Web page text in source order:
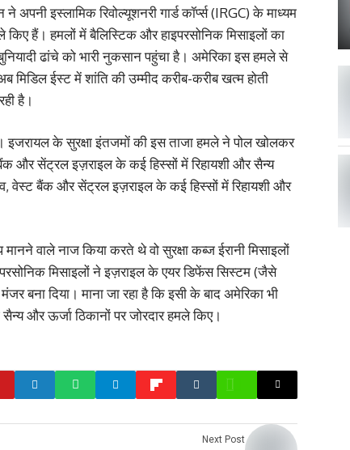
अपनी इस्लामिक रिवोल्यूशनरी गार्ड कॉर्प्स (IRGC) के माध्यम
हैं। हमलों में बैलिस्टिक और हाइपरसोनिक मिसाइलों का
ढांचे को भारी नुकसान पहुंचा है। अमेरिका इस हमले से
ईस्ट में शांति की उम्मीद करीब-करीब खत्म होती
है।
इजरायल के सुरक्षा इंतजमाें की इस ताजा हमले ने पोल खोलकर
बैंक और सेंट्रल इज़राइल के कई हिस्सों में रिहायशी और सैन्य
वेस्ट बैंक और सेंट्रल इज़राइल के कई हिस्सों में रिहायशी और
वाले नाज किया करते थे वो सुरक्षा कब्ज ईरानी मिसाइलों
मिसाइलों ने इज़राइल के एयर डिफेंस सिस्टम (जैसे
बना दिया। माना जा रहा है कि इसी के बाद अमेरिका भी
और ऊर्जा ठिकानों पर जोरदार हमले किए।
Next Post